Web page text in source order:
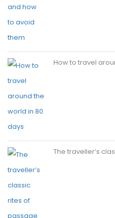
How to travel
The traveller’s